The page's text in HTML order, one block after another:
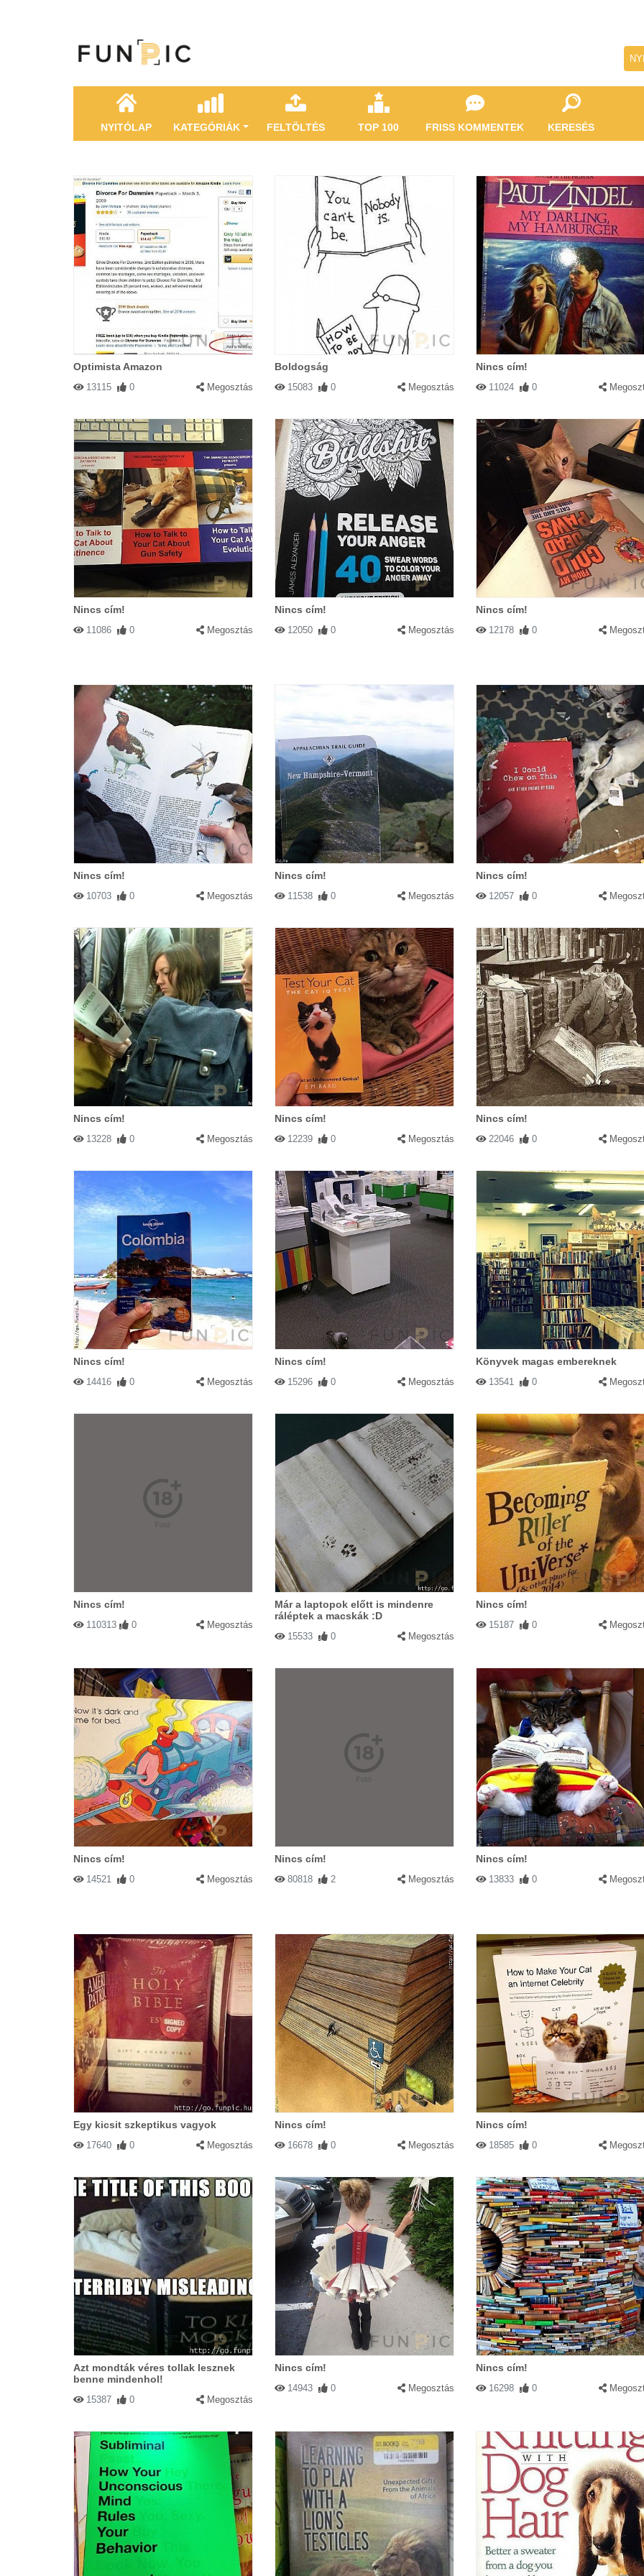
NYITÓLAP KATEGÓRIÁK FELTÖLTÉS TOP 100 FRISS KOMMENTEK KERESÉS
Optimista Amazon
13115 0 Megosztás
Boldogság
15083 0 Megosztás
Nincs cím!
11024 0
Nincs cím!
11086 0 Megosztás
Nincs cím!
12050 0 Megosztás
Nincs cím!
12178 0
Nincs cím!
10703 0 Megosztás
Nincs cím!
11538 0 Megosztás
Nincs cím!
12057 0
Nincs cím!
13228 0 Megosztás
Nincs cím!
12239 0 Megosztás
Nincs cím!
22046 0
Nincs cím!
14416 0 Megosztás
Nincs cím!
15296 0 Megosztás
Könyvek magas embereknek
13541 0
Nincs cím!
110313 0 Megosztás
Már a laptopok előtt is mindenre
ráléptek a macskák :D
15533 0 Megosztás
Nincs cím!
15187 0
Nincs cím!
14521 0 Megosztás
Nincs cím!
80818 2 Megosztás
Nincs cím!
13833 0
Egy kicsit szkeptikus vagyok
17640 0 Megosztás
Nincs cím!
16678 0 Megosztás
Nincs cím!
18585 0
Azt mondták véres tollak lesznek
benne mindenhol!
15387 0 Megosztás
Nincs cím!
14943 0 Megosztás
Nincs cím!
16298 0